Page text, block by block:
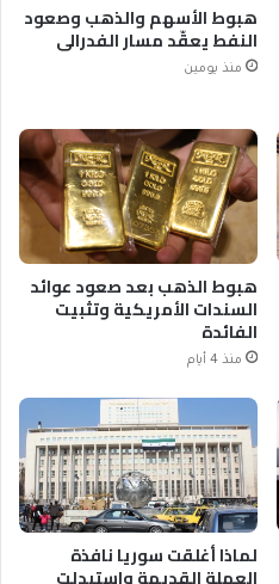
هبوط الأسهم والذهب وصعود
النفط يعقّد مسار الفدرالي
منذ يومين
هبوط الذهب بعد صعود عوائد
السندات الأمريكية وتثبيت
الفائدة
منذ 4 أيام
لماذا أغلقت سوريا نافذة
العملة القديمة واستبدلت